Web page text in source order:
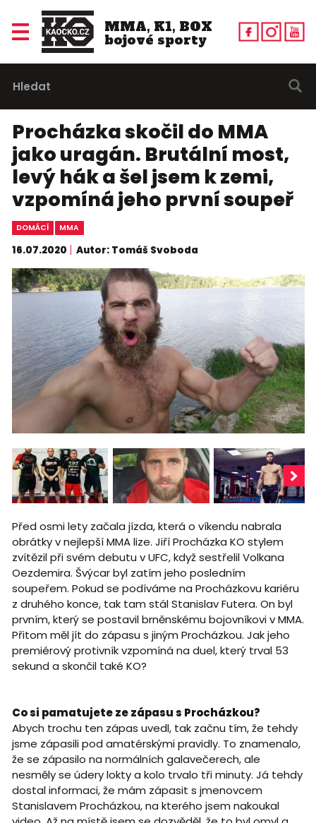
MMA, K1, BOX
bojové sporty
Procházka skočil do MMA
jako uragán. Brutální most,
levý hák a šel jsem k zemi,
vzpomíná jeho první soupeř
DOMÁCÍ MMA
16.07.2020 Autor: Tomáš Svoboda
Před osmi lety začala jízda, která o víkendu nabrala
obrátky v nejlepší MMA lize. Jiří Procházka KO stylem
zvítězil při svém debutu v UFC, když sestřelil Volkana
Oezdemira. Švýcar byl zatím jeho posledním
soupeřem. Pokud se podíváme na Procházkovu kariéru
z druhého konce, tak tam stál Stanislav Futera. On byl
prvním, který se postavil brněnskému bojovníkovi v MMA.
Přitom měl jít do zápasu s jiným Procházkou. Jak jeho
premiérový protivník vzpomíná na duel, který trval 53
sekund a skončil také KO?
Co si pamatujete ze zápasu s Procházkou?
Abych trochu ten zápas uvedl, tak začnu tím, že tehdy
jsme zápasili pod amatérskými pravidly. To znamenalo,
že se zápasilo na normálních galavečerech, ale
nesměly se údery lokty a kolo trvalo tři minuty. Já tehdy
dostal informaci, že mám zápasit s jmenovcem
Stanislavem Procházkou, na kterého jsem nakoukal